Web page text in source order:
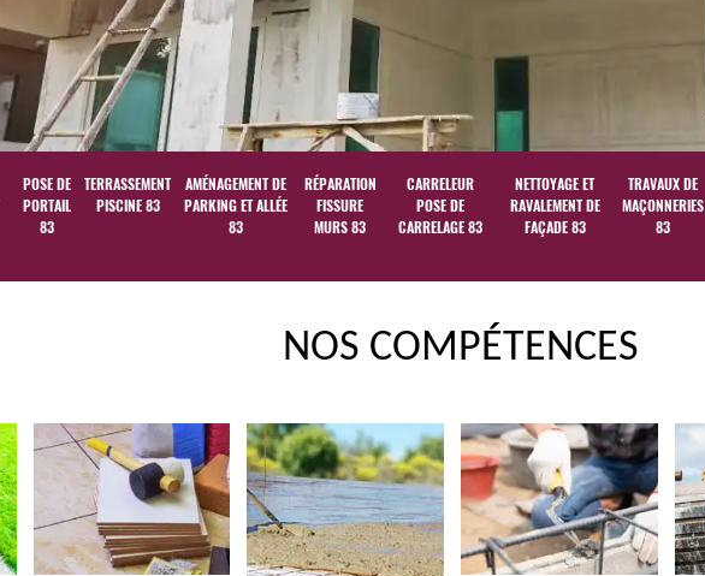
POSE DE
PORTAIL
83
TERRASSEMENT
PISCINE 83
AMÉNAGEMENT DE
PARKING ET ALLÉE
83
RÉPARATION
FISSURE
MURS 83
CARRELEUR
POSE DE
CARRELAGE 83
NETTOYAGE ET
RAVALEMENT DE
FAÇADE 83
TRAVAUX DE
MAÇONNERIES
83
NOS COMPÉTENCES